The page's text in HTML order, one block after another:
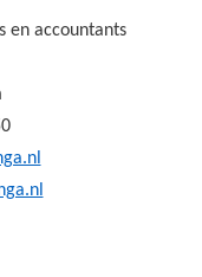
en accountants